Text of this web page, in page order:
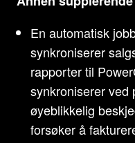
En automatisk
synkroniserer
rapporter til
synkroniserer ved
øyeblikkelig
forsøker å